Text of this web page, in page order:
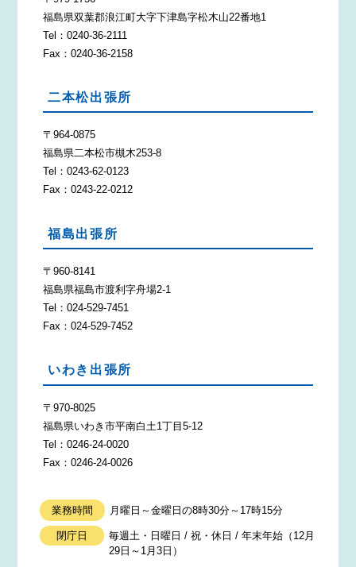
福島県双葉郡浪江町大字下津島字松木山22番地1
Tel：0240-36-2111
Fax：0240-36-2158
二本松出張所
〒964-0875
福島県二本松市槻木253-8
Tel：0243-62-0123
Fax：0243-22-0212
福島出張所
〒960-8141
福島県福島市渡利字舟場2-1
Tel：024-529-7451
Fax：024-529-7452
いわき出張所
〒970-8025
福島県いわき市平南白土1丁目5-12
Tel：0246-24-0020
Fax：0246-24-0026
業務時間 月曜日～金曜日の8時30分～17時15分
閉庁日
毎週土・日曜日 / 祝・休日 / 年末年始（12月
29日～1月3日）